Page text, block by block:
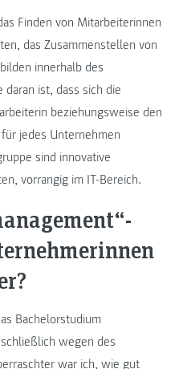
Finden von Mitarbeiterinnen
das Zusammenstellen von
innerhalb des
ist, dass sich die
beziehungsweise den
jedes Unternehmen
sind innovative
vorrangig im IT-Bereich.
Bachelorstudium
wegen des
war ich, wie gut